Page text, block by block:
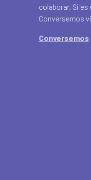
colaborar. Si
Conversemos
Conversemos